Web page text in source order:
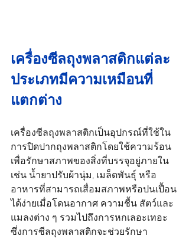
เครื่องซีลถุงพลาสติกแต่ละ
ประเภทมีความเหมือนที่
แตกต่าง
เครื่องซีลถุงพลาสติกเป็นอุปกรณ์ที่ใช้ใน
การปิดปากถุงพลาสติกโดยใช้ความร้อน
เพื่อรักษาสภาพของสิ่งที่บรรจุอยู่ภายใน
เช่น น้ำยาปรับผ้านุ่ม, เมล็ดพันธุ์ หรือ
อาหารที่สามารถเสื่อมสภาพหรือปนเปื้อน
ได้ง่ายเมื่อโดนอากาศ ความชื้น สัตว์และ
แมลงต่าง ๆ รวมไปถึงการหกเลอะเทอะ
ซึ่งการซีลถุงพลาสติกจะช่วยรักษา